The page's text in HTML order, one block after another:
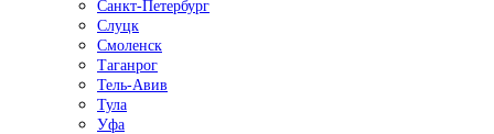
Санкт-Петербург
Слуцк
Смоленск
Таганрог
Тель-Авив
Тула
Уфа